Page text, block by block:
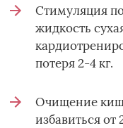
Стимуляция
жидкость
потеря 2-4 кг.
Очищение
избавиться от